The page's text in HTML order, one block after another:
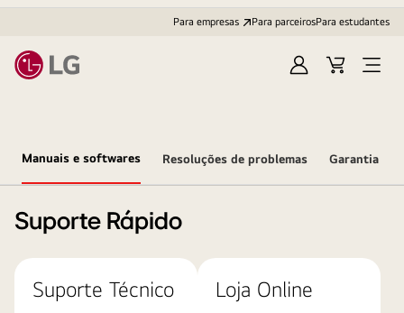
Para empresas Para parceirosPara estudantes
EntrarCarrinhoOpen
Manuais e softwares Resoluções de problemas Garantia
Suporte Rápido
Suporte Técnico Loja Online